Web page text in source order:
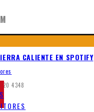
CALIENTE EN SPOTIFY
4348